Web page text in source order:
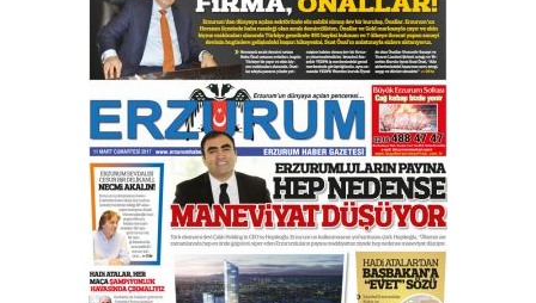
Esat BİNDESEN
Başkan Sekmen’den Erzurum’a
bir vizyon proje daha!
02 Ağustos 2026 Pazar
Kadir SABUNCUOĞLU